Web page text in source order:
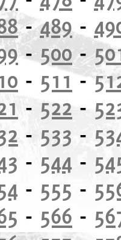
-489-
- 500-
- 511-
- 522 -
- 533 -
- 544 -
- 555 -
- 566 -